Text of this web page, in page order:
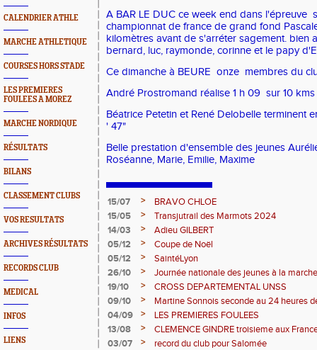
CALENDRIER ATHLE
MARCHE ATHLETIQUE
COURSES HORS STADE
LES PREMIERES
FOULEES A MOREZ
MARCHE NORDIQUE
RÉSULTATS
BILANS
CLASSEMENT CLUBS
VOS RESULTATS
ARCHIVES RÉSULTATS
RECORDS CLUB
MEDICAL
INFOS
LIENS
A BAR LE DUC ce week end dans l'épreuve
championnat de france de grand fond
kilomètres avant de s'arréter sagement. bien
bernard, luc, raymonde, corinne et le papy
Ce dimanche à BEURE onze membres du
André Prostromand réalise 1 h 09 sur 10 kms
Béatrice Petetin et René Delobelle terminent
' 47"
Belle prestation d'ensemble des jeunes
Roséanne, Marie, Emilie, Maxime
15/07 >
BRAVO CHLOE
15/05
>
Transjutrail des Marmots 2024
14/03
>
Adieu GILBERT
05/12
>
Coupe de Noël
05/12
>
SaintéLyon
26/10
>
Journée nationale des jeunes à la marche
19/10
>
CROSS DEPARTEMENTAL UNSS
09/10
>
Martine Sonnois seconde au 24 heures
04/09
>
LES PREMIERES FOULEES
13/08
>
CLEMENCE GINDRE troisieme aux
03/07
>
record du club pour Salomée